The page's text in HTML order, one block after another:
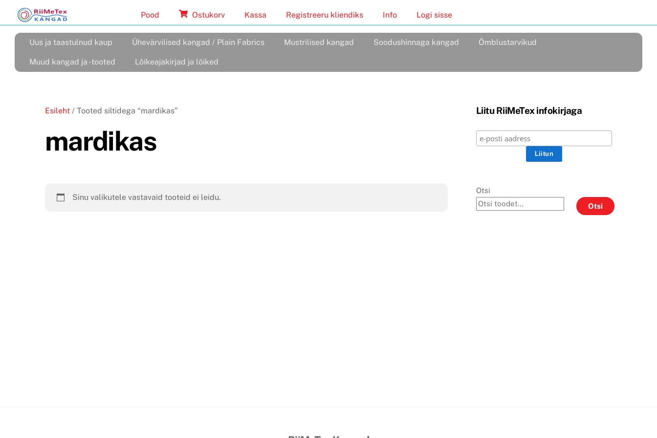
content
Pood Ostukorv Kassa Registreeru kliendiks Info Logi sisse
Uus ja taastulnud kaup Ühevärvilised kangad / Plain Fabrics Mustrilised kangad Soodushinnaga kangad Õmblustarvikud
Muud kangad ja -tooted Lõikeajakirjad ja lõiked
Esileht / Tooted siltidega “mardikas”
mardikas
Sinu valikutele vastavaid tooteid ei leidu.
Liitu RiiMeTex infokirjaga
Otsi
Otsi